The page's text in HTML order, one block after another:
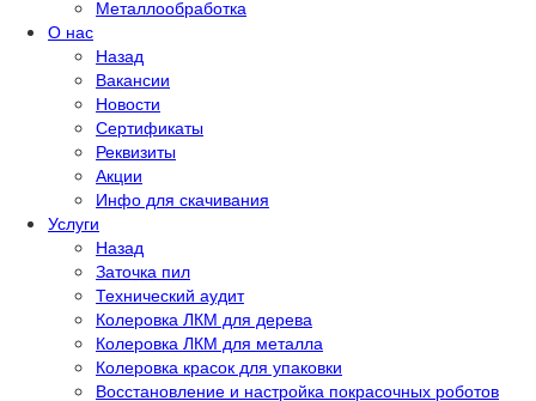
Металлообработка
О нас
Назад
Вакансии
Новости
Сертификаты
Реквизиты
Акции
Инфо для скачивания
Услуги
Назад
Заточка пил
Технический аудит
Колеровка ЛКМ для дерева
Колеровка ЛКМ для металла
Колеровка красок для упаковки
Восстановление и настройка покрасочных роботов